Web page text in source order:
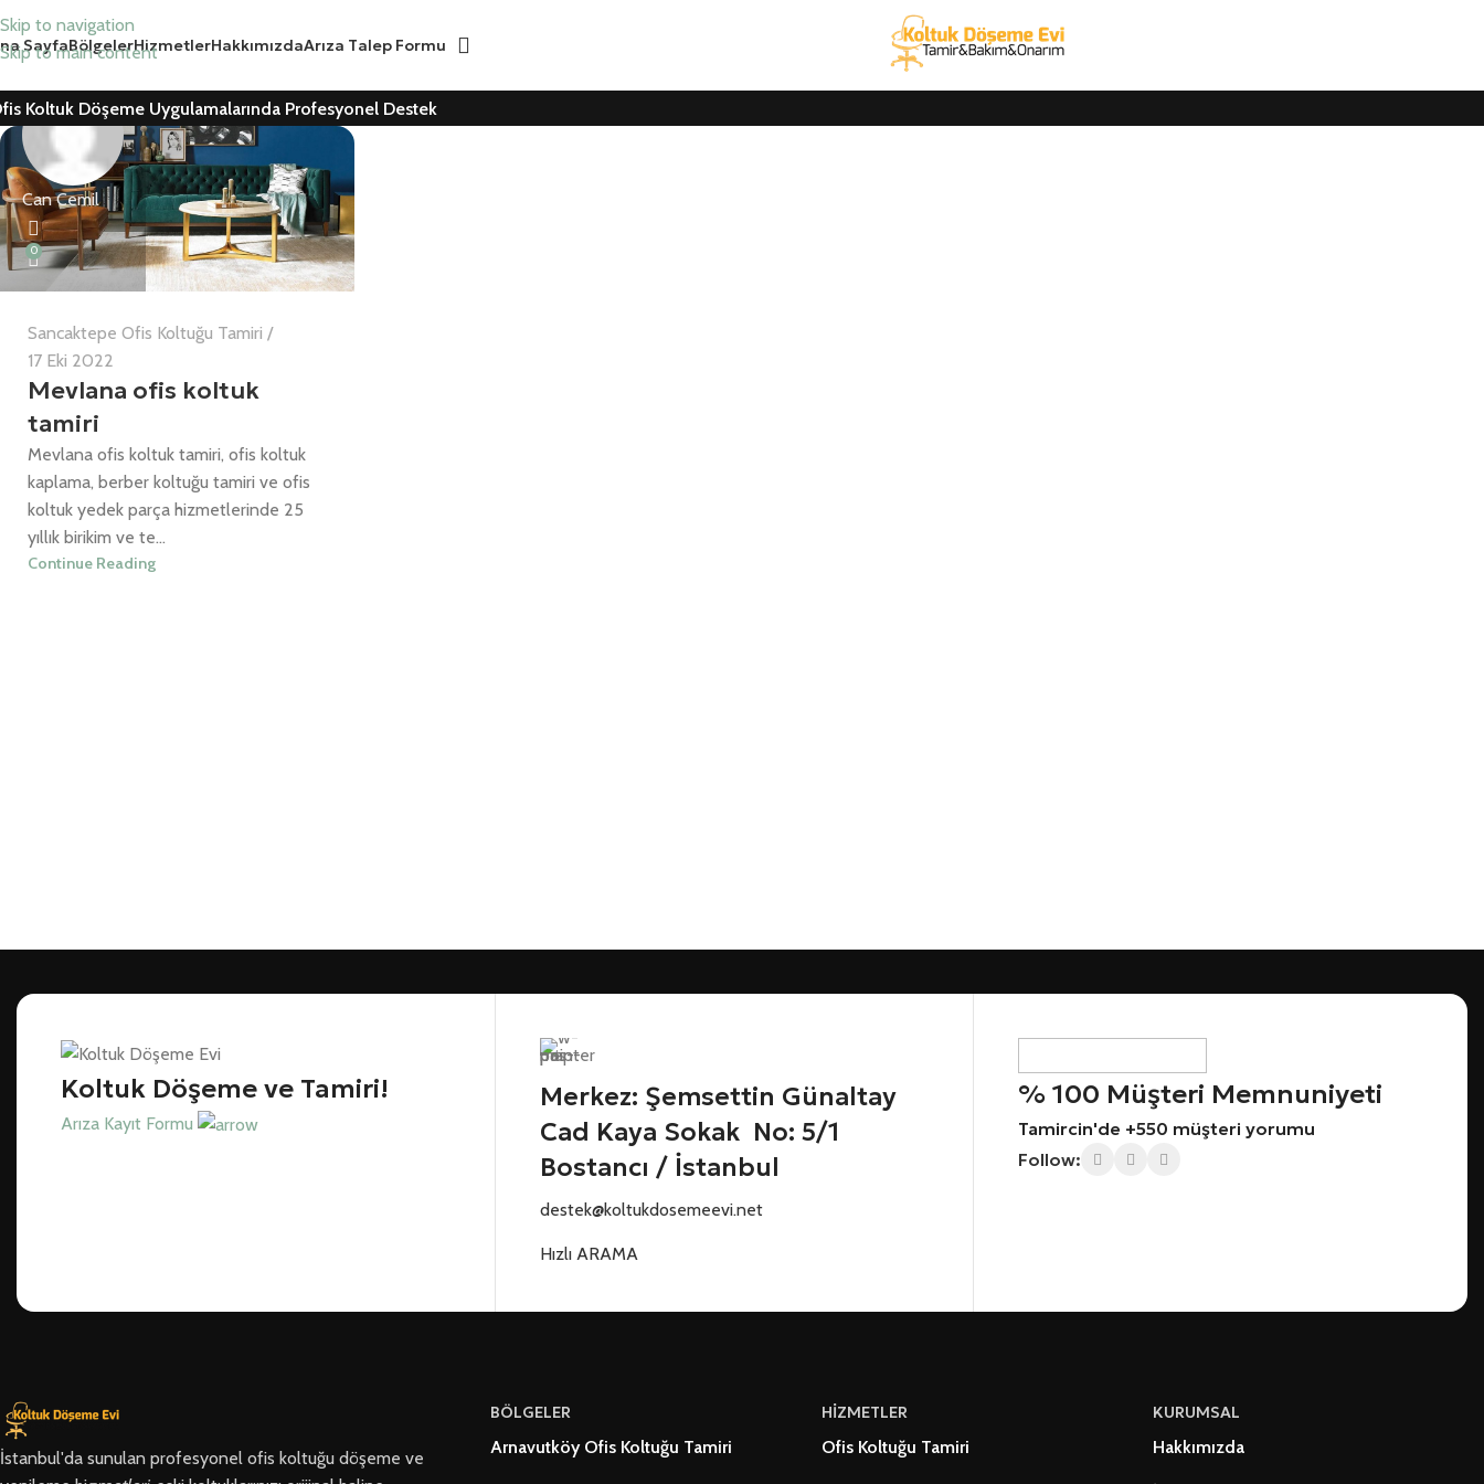
Skip to navigation
Skip to main content
SayfaBölgelerHizmetlerHakkımızdaArıza Talep Formu
Koltuk Döşeme Uygulamalarında Profesyonel Destek
Can Cemil
0
Sancaktepe Ofis Koltuğu Tamiri
17 Eki 2022
Mevlana ofis koltuk
tamiri
Mevlana ofis koltuk tamiri, ofis koltuk
kaplama, berber koltuğu tamiri ve ofis
koltuk yedek parça hizmetlerinde 25
yıllık birikim ve te...
Continue Reading
Koltuk Döşeme ve Tamiri!
Arıza Kayıt Formu
Merkez: Şemsettin Günaltay
Cad Kaya Sokak No: 5/1
Bostancı / İstanbul
destek@koltukdosemeevi.net
Hızlı ARAMA
% 100 Müşteri Memnuniyeti
Tamircin'de +550 müşteri yorumu
Follow:
İstanbul'da sunulan profesyonel ofis koltuğu döşeme ve
BÖLGELER
Arnavutköy Ofis Koltuğu Tamiri
HİZMETLER
Ofis Koltuğu Tamiri
KURUMSAL
Hakkımızda